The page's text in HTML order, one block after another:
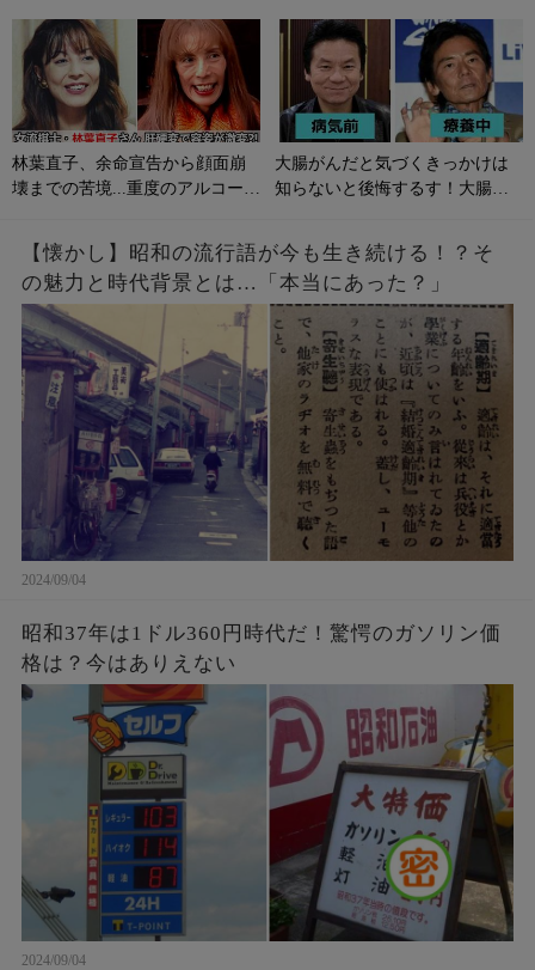
林葉直子、余命宣告から顔面崩
壊までの苦境...重度のアルコール
大腸がんだと気づくきっかけは
知らないと後悔するす！大腸が
【懐かし】昭和の流行語が今も生き続ける！？そ
の魅力と時代背景とは…「本当にあった？」
2024/09/04
昭和37年は1ドル360円時代だ！驚愕のガソリン価
格は？今はありえない
2024/09/04